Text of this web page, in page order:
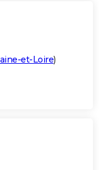
et-Loire)